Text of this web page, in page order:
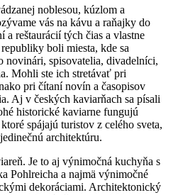
noblesou, kúzlom a
vás na kávu a raňajky do
a reštaurácií tých čias a vlastne
boli miesta, kde sa
novinári, spisovatelia, divadelníci,
Mohli ste ich stretávať pri
pri čítaní novín a časopisov
Aj v českých kaviarňach sa písali
historické kaviarne fungujú
spájajú turistov z celého sveta,
architektúru.
Je to aj výnimočná kuchyňa s
Pohlreicha a najmä výnimočné
dekoráciami. Architektonický